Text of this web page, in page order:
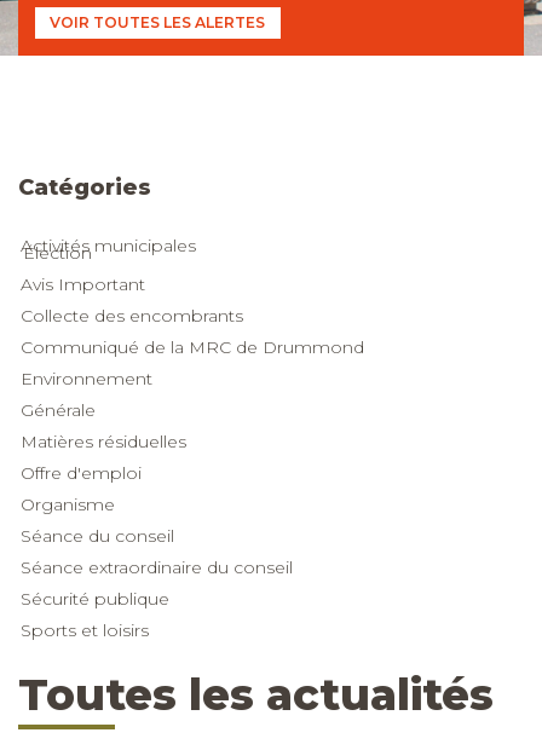
VOIR TOUTES LES ALERTES
Catégories
Catégories
Activités municipales
Élection
Avis Important
Collecte des encombrants
Communiqué de la MRC de Drummond
Environnement
Générale
Matières résiduelles
Offre d'emploi
Organisme
Séance du conseil
Séance extraordinaire du conseil
Sécurité publique
Sports et loisirs
Toutes les actualités